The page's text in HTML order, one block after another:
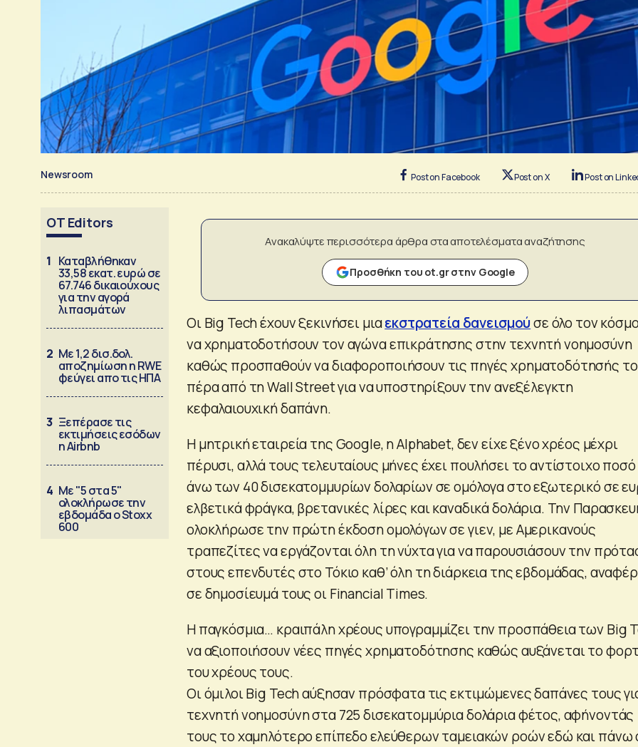
Newsroom Post on Facebook Post on X Post on
OT Editors
1 Καταβλήθηκαν
33,58 εκατ. ευρώ σε
67.746 δικαιούχους
για την αγορά
λιπασμάτων
2 Με 1,2 δισ.δολ.
αποζημίωση η RWE
φεύγει απο τις ΗΠΑ
3 Ξεπέρασε τις
εκτιμήσεις εσόδων
η Airbnb
4 Με "5 στα 5"
ολοκλήρωσε την
εβδομάδα ο Stoxx
600
Ανακαλύψτε περισσότερα άρθρα στα αποτελέσματα αναζήτησης
Προσθήκη του ot.gr στην Google
Οι Big Tech έχουν ξεκινήσει μιαεκστρατεία δανεισμούσε όλο τον
να χρηματοδοτήσουν τον αγώνα επικράτησης στην τεχνητή νοημοσύνη
καθώς προσπαθούν να διαφοροποιήσουν τις πηγές χρηματοδότησής
πέρα από τη Wall Street για να υποστηρίξουν την ανεξέλεγκτη
κεφαλαιουχική δαπάνη.
Η μητρική εταιρεία της Google, η Alphabet, δεν είχε ξένο χρέος μέχρι
πέρυσι, αλλά τους τελευταίους μήνες έχει πουλήσει το αντίστοιχο ποσό
άνω των 40 δισεκατομμυρίων δολαρίων σε ομόλογα στο εξωτερικό σε
ελβετικά φράγκα, βρετανικές λίρες και καναδικά δολάρια. Την
ολοκλήρωσε την πρώτη έκδοση ομολόγων σε γιεν, με Αμερικανούς
τραπεζίτες να εργάζονται όλη τη νύχτα για να παρουσιάσουν την
στους επενδυτές στο Τόκιο καθ’ όλη τη διάρκεια της εβδομάδας,
σε δημοσίευμά τους οι Financial Times.
Η παγκόσμια… κραιπάλη χρέους υπογραμμίζει την προσπάθεια των Big
να αξιοποιήσουν νέες πηγές χρηματοδότησης καθώς αυξάνεται το
του χρέους τους.
Οι όμιλοι Big Tech αύξησαν πρόσφατα τις εκτιμώμενες δαπάνες τους
τεχνητή νοημοσύνη στα 725 δισεκατομμύρια δολάρια φέτος, αφήνοντάς
τους το χαμηλότερο επίπεδο ελεύθερων ταμειακών ροών εδώ και πάνω